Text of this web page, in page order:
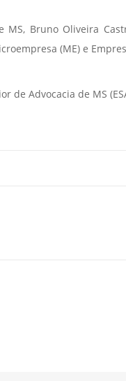
MS, Bruno Oliveira
(ME) e
de Advocacia de MS